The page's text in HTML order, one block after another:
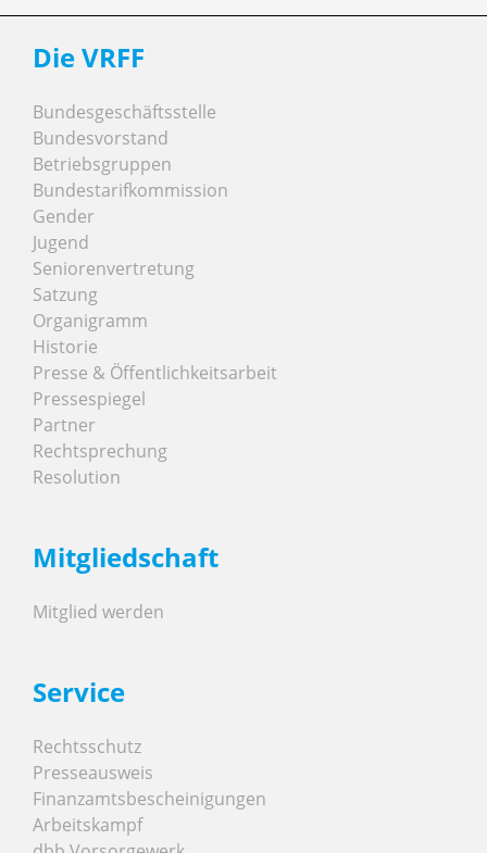
Die VRFF
Bundesgeschäftsstelle
Bundesvorstand
Betriebsgruppen
Bundestarifkommission
Gender
Jugend
Seniorenvertretung
Satzung
Organigramm
Historie
Presse & Öffentlichkeitsarbeit
Pressespiegel
Partner
Rechtsprechung
Resolution
Mitgliedschaft
Mitglied werden
Service
Rechtsschutz
Presseausweis
Finanzamtsbescheinigungen
Arbeitskampf